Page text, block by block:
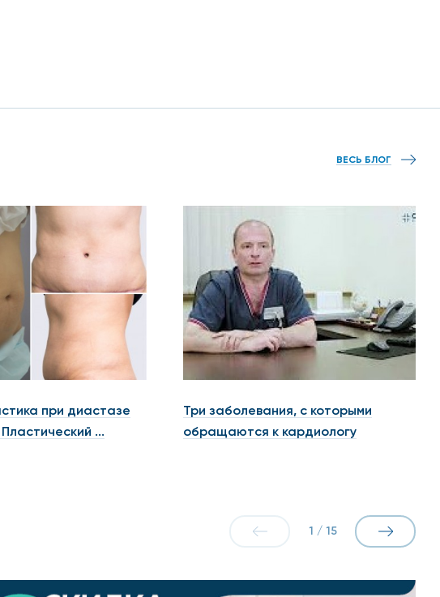
ВЕСЬ БЛОГ
при диастазе
...
Три заболевания, с которыми
обращаются к кардиологу
1 / 15